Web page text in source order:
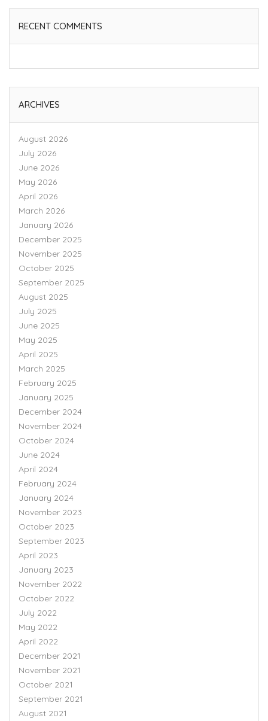
RECENT COMMENTS
ARCHIVES
August 2026
July 2026
June 2026
May 2026
April 2026
March 2026
January 2026
December 2025
November 2025
October 2025
September 2025
August 2025
July 2025
June 2025
May 2025
April 2025
March 2025
February 2025
January 2025
December 2024
November 2024
October 2024
June 2024
April 2024
February 2024
January 2024
November 2023
October 2023
September 2023
April 2023
January 2023
November 2022
October 2022
July 2022
May 2022
April 2022
December 2021
November 2021
October 2021
September 2021
August 2021